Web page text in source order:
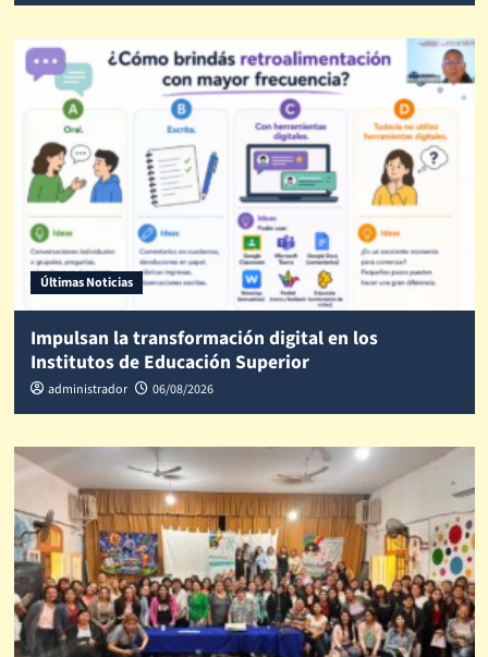
Últimas Noticias
Impulsan la transformación digital en los
Institutos de Educación Superior
administrador 06/08/2026